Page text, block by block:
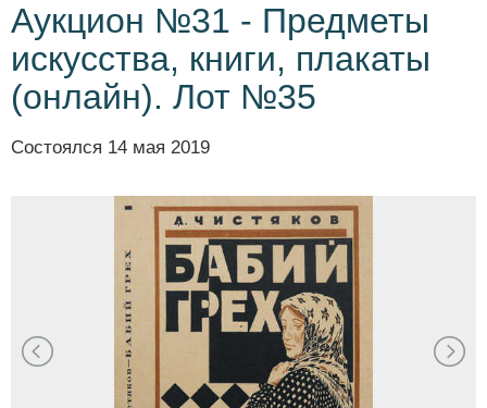
Аукцион №31 - Предметы
искусства, книги, плакаты
(онлайн). Лот №35
Состоялся 14 мая 2019